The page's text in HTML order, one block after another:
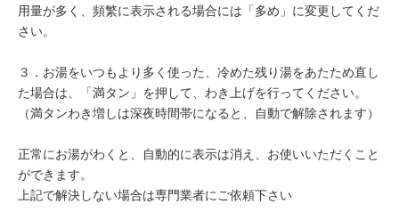
用量が多く、頻繁に表示される場合には「多め」に変更してくだ
さい。
３．お湯をいつもより多く使った、冷めた残り湯をあたため直し
た場合は、「満タン」を押して、わき上げを行ってください。
（満タンわき増しは深夜時間帯になると、自動で解除されます）
正常にお湯がわくと、自動的に表示は消え、お使いいただくこと
ができます。
上記で解決しない場合は専門業者にご依頼下さい